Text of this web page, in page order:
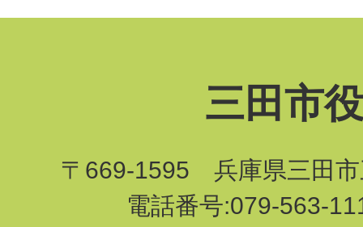
三田市
〒669-1595 兵庫県三田市
電話番号:079-563-